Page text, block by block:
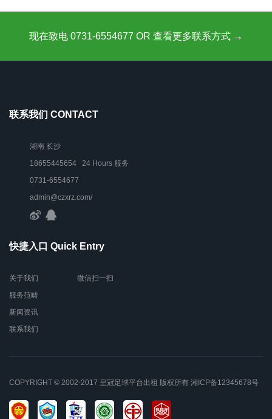
现在致电 0731-6554677 OR 查看更多联系方式 →
联系我们 CONTACT
湖南 长沙
18655445654 24 Hours 服务
0731-6554677
admin@czxrz.com/
快捷入口 Quick Entry
关于我们
服务范畴
新闻资讯
联系我们
微信扫一扫
COPYRIGHT © 2002-2017 皇冠足球平台出租 版权所有 湘ICP备12345678号